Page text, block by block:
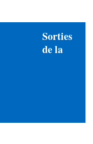
Sorties
de la